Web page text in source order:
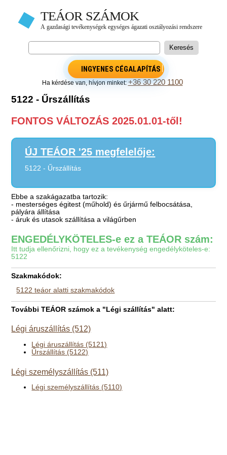
INGYENES CÉGALAPÍTÁS
Ha kérdése van, hívjon minket:+36 30 220 1100
5122 - Űrszállítás
FONTOS VÁLTOZÁS 2025.01.01-től!
ÚJ TEÁOR '25 megfelelője:
5122 - Űrszállítás
Ebbe a szakágazatba tartozik:
- mesterséges égitest (műhold) és űrjármű felbocsátása,
pályára állítása
- áruk és utasok szállítása a világűrben
ENGEDÉLYKÖTELES-e ez a TEÁOR szám:
Itt tudja ellenőrizni, hogy ez a tevékenység engedélyköteles-e:
5122
Szakmakódok:
5122 teáor alatti szakmakódok
További TEÁOR számok a "Légi szállítás" alatt:
Légi áruszállítás (512)
Légi áruszállítás (5121)
Űrszállítás (5122)
Légi személyszállítás (511)
Légi személyszállítás (5110)